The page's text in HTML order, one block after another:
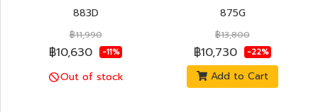
883D
฿11,990
฿10,630 -11%
Out of stock
875G
฿13,800
฿10,730 -22%
Add to Cart